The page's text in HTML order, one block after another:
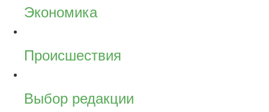
Экономика
Происшествия
Выбор редакции